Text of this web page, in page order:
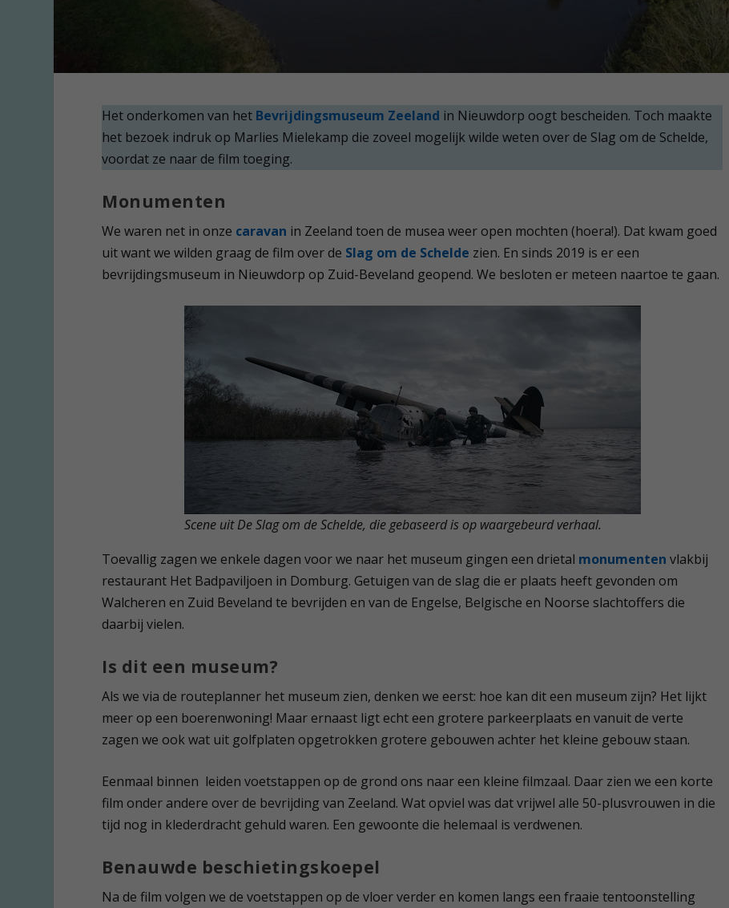
Het onderkomen van het Bevrijdingsmuseum Zeeland in Nieuwdorp oogt bescheiden. Toch maakte
het bezoek indruk op Marlies Mielekamp die zoveel mogelijk wilde weten over de Slag om de Schelde,
voordat ze naar de film toeging.
Monumenten
We waren net in onze caravan in Zeeland toen de musea weer open mochten (hoera!). Dat kwam goed
uit want we wilden graag de film over de Slag om de Schelde zien. En sinds 2019 is er een
bevrijdingsmuseum in Nieuwdorp op Zuid-Beveland geopend. We besloten er meteen naartoe te gaan.
Scene uit De Slag om de Schelde, die gebaseerd is op waargebeurd verhaal.
Toevallig zagen we enkele dagen voor we naar het museum gingen een drietal monumenten vlakbij
restaurant Het Badpaviljoen in Domburg. Getuigen van de slag die er plaats heeft gevonden om
Walcheren en Zuid Beveland te bevrijden en van de Engelse, Belgische en Noorse slachtoffers die
daarbij vielen.
Is dit een museum?
Als we via de routeplanner het museum zien, denken we eerst: hoe kan dit een museum zijn? Het lijkt
meer op een boerenwoning! Maar ernaast ligt echt een grotere parkeerplaats en vanuit de verte
zagen we ook wat uit golfplaten opgetrokken grotere gebouwen achter het kleine gebouw staan.
Eenmaal binnen leiden voetstappen op de grond ons naar een kleine filmzaal. Daar zien we een korte
film onder andere over de bevrijding van Zeeland. Wat opviel was dat vrijwel alle 50-plusvrouwen in die
tijd nog in klederdracht gehuld waren. Een gewoonte die helemaal is verdwenen.
Benauwde beschietingskoepel
Na de film volgen we de voetstappen op de vloer verder en komen langs een fraaie tentoonstelling